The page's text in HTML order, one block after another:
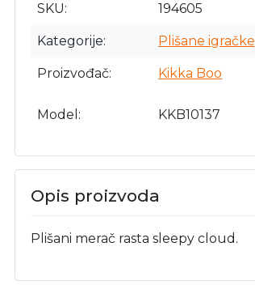
SKU 194605
Kategorije Plišane igračke
Proizvođač Kikka Boo
Model KKB10137
Opis proizvoda
Plišani merač rasta sleepy cloud.